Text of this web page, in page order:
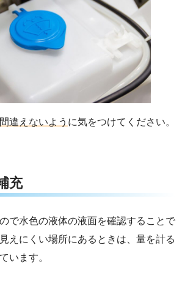
違えないよう に気をつけてください。
充
で水色の液体の液面を確認することで
えにくい場所にあるときは、量を計る
います。